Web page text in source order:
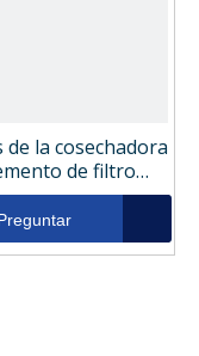
de la cosechadora
de filtro
3I2142